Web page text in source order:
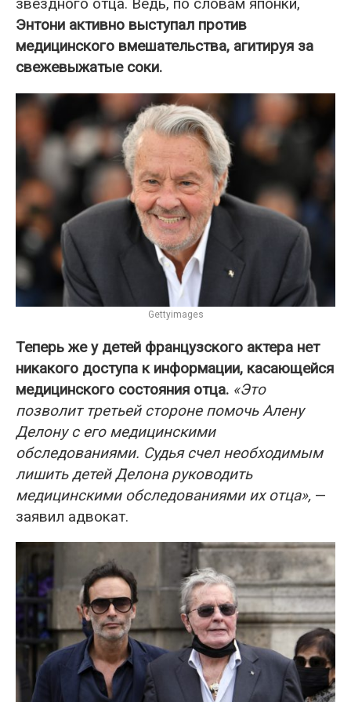
звездного отца. Ведь, по словам японки,
Энтони активно выступал против
медицинского вмешательства, агитируя за
свежевыжатые соки.
Gettyimages
Теперь же у детей французского актера нет
никакого доступа к информации, касающейся
медицинского состояния отца. «Это
позволит третьей стороне помочь Алену
Делону с его медицинскими
обследованиями. Судья счел необходимым
лишить детей Делона руководить
медицинскими обследованиями их отца», —
заявил адвокат.